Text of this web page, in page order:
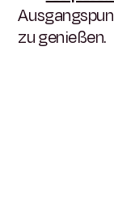
zu genießen.